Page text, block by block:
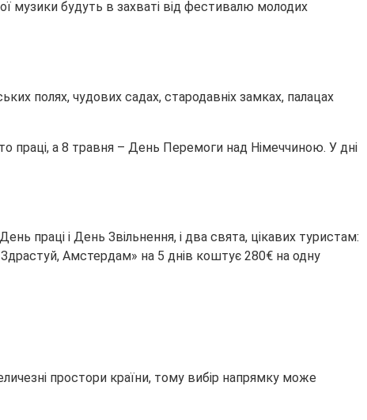
музики будуть в захваті від фестивалю молодих
полях, чудових садах, стародавніх замках, палацах
праці, а 8 травня – День Перемоги над Німеччиною. У дні
праці і День Звільнення, і два свята, цікавих туристам:
Амстердам» на 5 днів коштує 280€ на одну
простори країни, тому вибір напрямку може